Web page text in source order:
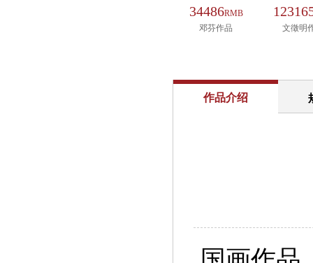
34486RMB
邓芬作品
文徵明
作品介绍